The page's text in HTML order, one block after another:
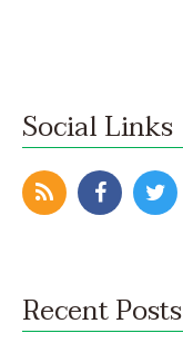
Social Links
Recent Posts